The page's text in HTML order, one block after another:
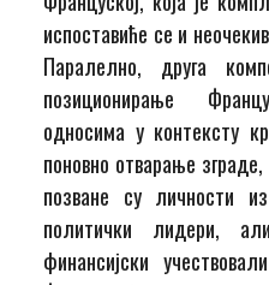
испоставиће се и
Паралелно, друга
позиционирање
односима у контексту
поновно отварање
позване су личности
политички лидери,
финансијски